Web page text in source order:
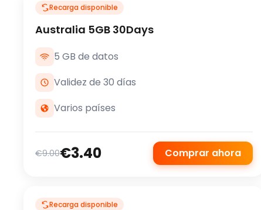
Recarga disponible
Australia 5GB 30Days
5 GB de datos
Validez de 30 días
Varios países
€9.00€3.40 Comprar ahora
Recarga disponible